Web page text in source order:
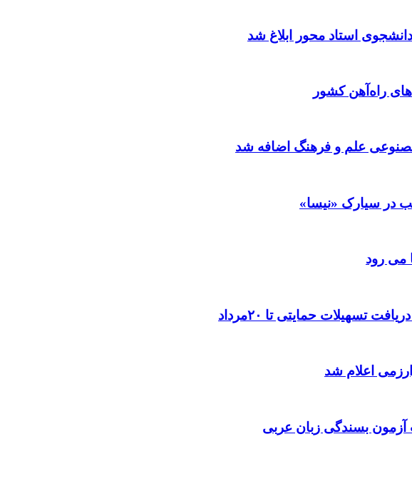
استاد محور ابلاغ شد
راه‌آهن کشور
مصنوعی علم و فرهنگ اضافه شد
در سیارک «نیسا»
می رود
تسهیلات حمایتی تا ۲۰مرداد
اعلام شد
بسندگی زبان عربی